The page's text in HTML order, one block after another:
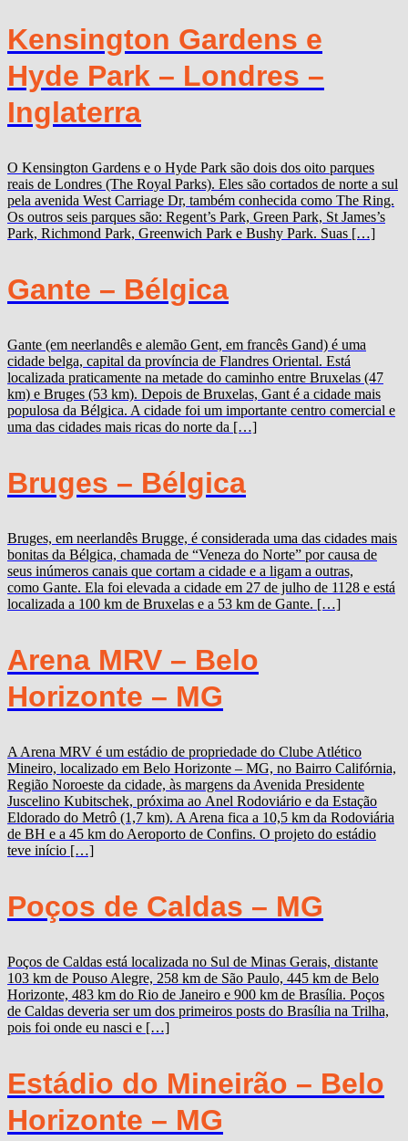
Kensington Gardens e
Hyde Park – Londres –
Inglaterra
O Kensington Gardens e o Hyde Park são dois dos oito parques
reais de Londres (The Royal Parks). Eles são cortados de norte a sul
pela avenida West Carriage Dr, também conhecida como The Ring.
Os outros seis parques são: Regent’s Park, Green Park, St James’s
Park, Richmond Park, Greenwich Park e Bushy Park. Suas […]
Gante – Bélgica
Gante (em neerlandês e alemão Gent, em francês Gand) é uma
cidade belga, capital da província de Flandres Oriental. Está
localizada praticamente na metade do caminho entre Bruxelas (47
km) e Bruges (53 km). Depois de Bruxelas, Gant é a cidade mais
populosa da Bélgica. A cidade foi um importante centro comercial e
uma das cidades mais ricas do norte da […]
Bruges – Bélgica
Bruges, em neerlandês Brugge, é considerada uma das cidades mais
bonitas da Bélgica, chamada de “Veneza do Norte” por causa de
seus inúmeros canais que cortam a cidade e a ligam a outras,
como Gante. Ela foi elevada a cidade em 27 de julho de 1128 e está
localizada a 100 km de Bruxelas e a 53 km de Gante. […]
Arena MRV – Belo
Horizonte – MG
A Arena MRV é um estádio de propriedade do Clube Atlético
Mineiro, localizado em Belo Horizonte – MG, no Bairro Califórnia,
Região Noroeste da cidade, às margens da Avenida Presidente
Juscelino Kubitschek, próxima ao Anel Rodoviário e da Estação
Eldorado do Metrô (1,7 km). A Arena fica a 10,5 km da Rodoviária
de BH e a 45 km do Aeroporto de Confins. O projeto do estádio
teve início […]
Poços de Caldas – MG
Poços de Caldas está localizada no Sul de Minas Gerais, distante
103 km de Pouso Alegre, 258 km de São Paulo, 445 km de Belo
Horizonte, 483 km do Rio de Janeiro e 900 km de Brasília. Poços
de Caldas deveria ser um dos primeiros posts do Brasília na Trilha,
pois foi onde eu nasci e […]
Estádio do Mineirão – Belo
Horizonte – MG